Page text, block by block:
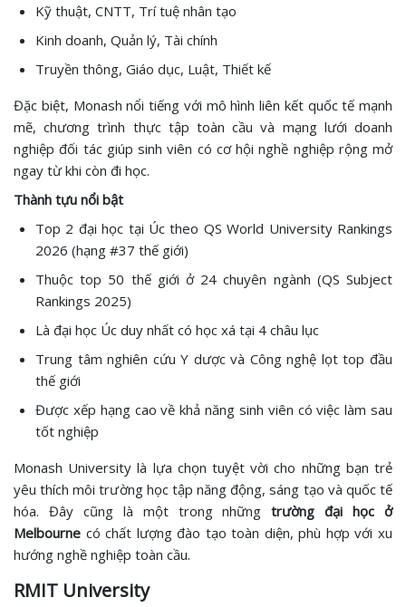
Kỹ thuật, CNTT, Trí tuệ nhân tạo
Kinh doanh, Quản lý, Tài chính
Truyền thông, Giáo dục, Luật, Thiết kế
Đặc biệt, Monash nổi tiếng với mô hình liên kết quốc tế mạnh
mẽ, chương trình thực tập toàn cầu và mạng lưới doanh
nghiệp đối tác giúp sinh viên có cơ hội nghề nghiệp rộng mở
ngay từ khi còn đi học.
Thành tựu nổi bật
Top 2 đại học tại Úc theo QS World University Rankings
2026 (hạng #37 thế giới)
Thuộc top 50 thế giới ở 24 chuyên ngành (QS Subject
Rankings 2025)
Là đại học Úc duy nhất có học xá tại 4 châu lục
Trung tâm nghiên cứu Y dược và Công nghệ lọt top đầu
thế giới
Được xếp hạng cao về khả năng sinh viên có việc làm sau
tốt nghiệp
Monash University là lựa chọn tuyệt vời cho những bạn trẻ
yêu thích môi trường học tập năng động, sáng tạo và quốc tế
hóa. Đây cũng là một trong những trường đại học ở
Melbourne có chất lượng đào tạo toàn diện, phù hợp với xu
hướng nghề nghiệp toàn cầu.
RMIT University